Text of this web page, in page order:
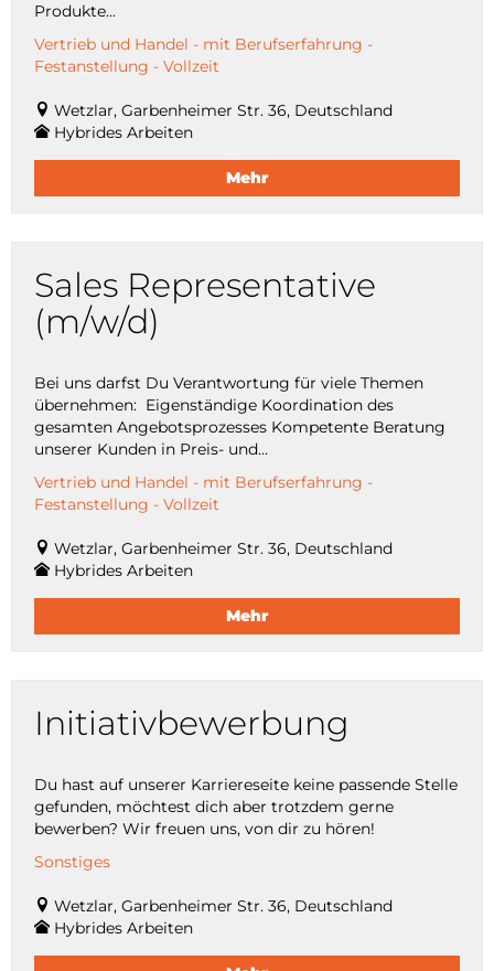
Produkte...
Vertrieb und Handel - mit Berufserfahrung -
Festanstellung - Vollzeit
Wetzlar, Garbenheimer Str. 36, Deutschland
Hybrides Arbeiten
Mehr
Sales Representative
(m/w/d)
Bei uns darfst Du Verantwortung für viele Themen
übernehmen: Eigenständige Koordination des
gesamten Angebotsprozesses Kompetente Beratung
unserer Kunden in Preis- und...
Vertrieb und Handel - mit Berufserfahrung -
Festanstellung - Vollzeit
Wetzlar, Garbenheimer Str. 36, Deutschland
Hybrides Arbeiten
Mehr
Initiativbewerbung
Du hast auf unserer Karriereseite keine passende Stelle
gefunden, möchtest dich aber trotzdem gerne
bewerben? Wir freuen uns, von dir zu hören!
Sonstiges
Wetzlar, Garbenheimer Str. 36, Deutschland
Hybrides Arbeiten